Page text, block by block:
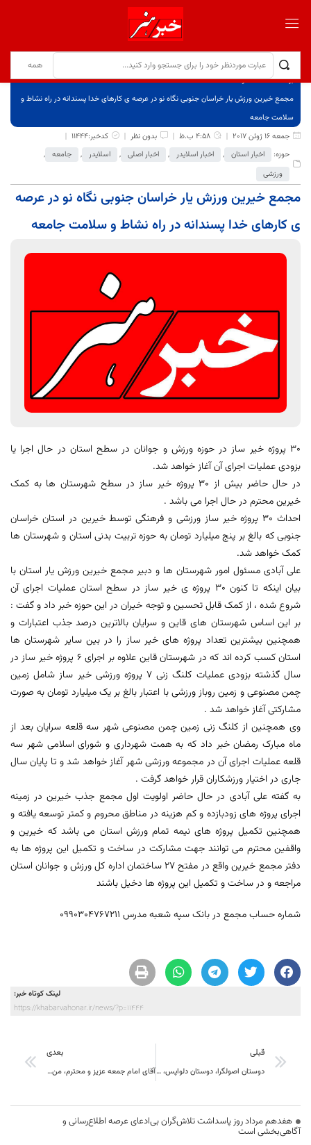
برگ نخست
نوشته‌ها
مجمع خیرین ورزش یار خراسان جنوبی نگاه نو در عرصه ی کارهای خدا پسندانه در راه نشاط و
سلامت جامعه
جمعه 16 ژوئن 2017
4:58 ب.ظ بدون نظر
کدخبر:11444
حوزه:
اخبار استان , اخبار اسلایدر , اخبار اصلی , اسلایدر , جامعه ,
ورزشی
مجمع خیرین ورزش یار خراسان جنوبی نگاه نو در عرصه
ی کارهای خدا پسندانه در راه نشاط و سلامت جامعه
30 پروژه خیر ساز در حوزه ورزش و جوانان در سطح استان در حال اجرا یا
بزودی عملیات اجرای آن آغاز خواهد شد.
در حال حاضر بیش از 30 پروژه خیر ساز در سطح شهرستان ها به کمک
خیرین محترم در حال اجرا می باشد .
احداث 30 پروژه خیر ساز ورزشی و فرهنگی توسط خیرین در استان خراسان
جنوبی که بالغ بر پنج میلیارد تومان به حوزه تربیت بدنی استان و شهرستان ها
کمک خواهد شد.
علی آبادی مسئول امور شهرستان ها و دبیر مجمع خیرین ورزش یار استان با
بیان اینکه تا کنون 30 پروژه ی خیر ساز در سطح استان عملیات اجرای آن
شروع شده ، از کمک قابل تحسین و توجه خیران در این حوزه خبر داد و گفت :
بر این اساس شهرستان های قاین و سرایان بالاترین درصد جذب اعتبارات و
همچنین بیشترین تعداد پروژه های خیر ساز را در بین سایر شهرستان ها
استان کسب کرده اند که در شهرستان قاین علاوه بر اجرای 6 پروژه خیر ساز در
سال گذشته بزودی عملیات کلنگ زنی 7 پروژه ورزشی خیر ساز شامل زمین
چمن مصنوعی و زمین روباز ورزشی با اعتبار بالغ بر یک میلیارد تومان به صورت
مشارکتی آغاز خواهد شد .
وی همچنین از کلنگ زنی زمین چمن مصنوعی شهر سه قلعه سرایان بعد از
ماه مبارک رمضان خبر داد که به همت شهرداری و شورای اسلامی شهر سه
قلعه عملیات اجرای آن در مجموعه ورزشی شهر آغاز خواهد شد و تا پایان سال
جاری در اختیار ورزشکاران قرار خواهد گرفت .
به گفته علی آبادی در حال حاضر اولویت اول مجمع جذب خیرین در زمینه
اجرای پروژه های زودبازده و کم هزینه در مناطق محروم و کمتر توسعه یافته و
همچنین تکمیل پروژه های نیمه تمام ورزش استان می باشد که خیرین و
واقفین محترم می توانند جهت مشارکت در ساخت و تکمیل این پروژه ها به
دفتر مجمع خیرین واقع در مفتح 27 ساختمان اداره کل ورزش و جوانان استان
مراجعه و در ساخت و تکمیل این پروژه ها دخیل باشند
شماره حساب مجمع در بانک سپه شعبه مدرس ۰۹۹۰۳۰۴۷۶۷۲۱۱
لینک کوتاه خبر:
https://khabarvahonar.ir/news/?p=11444
قبلی
دوستان اصولگرا، دوستان دلواپس، کلاه خود رو قاضی کنید!!
بعدی
آقای امام جمعه عزیز و محترم، من هم مسلمانم و ایرانی و دلم می‌تپد برای این آب و خاک
هفدهم مرداد روز پاسداشت تلاش‌گران بی‌ادعای عرصه اطلاع‌رسانی و
آگاهی‌بخشی است